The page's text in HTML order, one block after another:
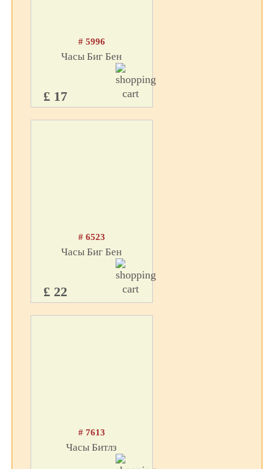
# 5996
Часы Биг Бен
£ 17
# 6523
Часы Биг Бен
£ 22
# 7613
Часы Битлз